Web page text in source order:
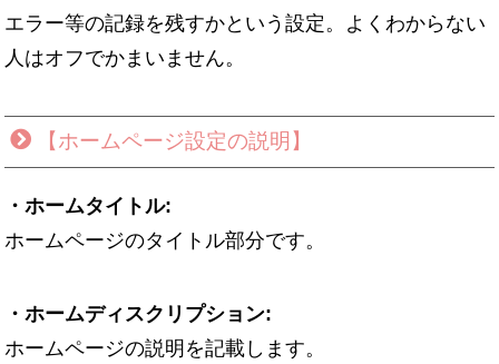
エラー等の記録を残すかという設定。よくわからない
人はオフでかまいません。
【ホームページ設定の説明】
・ホームタイトル:
ホームページのタイトル部分です。
・ホームディスクリプション:
ホームページの説明を記載します。